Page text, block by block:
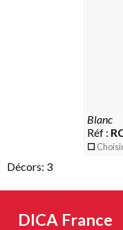
blanc
Réf :
Décors: 3
DICA France